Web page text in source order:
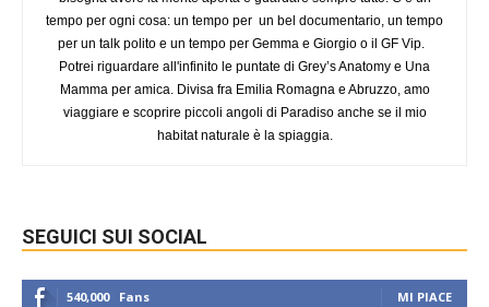
tempo per ogni cosa: un tempo per un bel documentario, un tempo
per un talk polito e un tempo per Gemma e Giorgio o il GF Vip.
Potrei riguardare all'infinito le puntate di Grey’s Anatomy e Una
Mamma per amica. Divisa fra Emilia Romagna e Abruzzo, amo
viaggiare e scoprire piccoli angoli di Paradiso anche se il mio
habitat naturale è la spiaggia.
SEGUICI SUI SOCIAL
540,000 Fans MI PIACE